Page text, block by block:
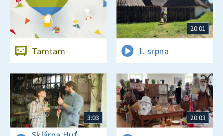
Tamtam
20:01
1. srpna
3:03 20:03